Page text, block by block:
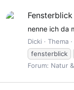
Fensterblick
nenne ich da
Dicki Thema
fensterblick
Forum: Natur